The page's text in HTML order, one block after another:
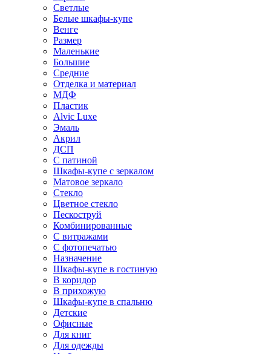
Светлые
Белые шкафы-купе
Венге
Размер
Маленькие
Большие
Средние
Отделка и материал
МДФ
Пластик
Alvic Luxe
Эмаль
Акрил
ДСП
С патиной
Шкафы-купе с зеркалом
Матовое зеркало
Стекло
Цветное стекло
Пескоструй
Комбинированные
С витражами
С фотопечатью
Назначение
Шкафы-купе в гостиную
В коридор
В прихожую
Шкафы-купе в спальню
Детские
Офисные
Для книг
Для одежды